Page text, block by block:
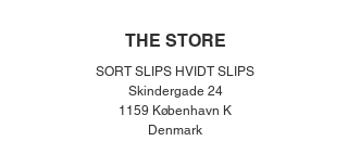
THE STORE
SORT SLIPS HVIDT SLIPS
Skindergade 24
1159 København K
Denmark